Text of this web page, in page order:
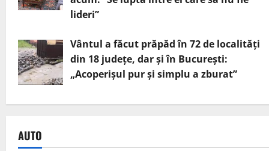
lideri”
Vântul a făcut prăpăd în 72 de localități
din 18 județe, dar și în București:
„Acoperișul pur și simplu a zburat”
AUTO